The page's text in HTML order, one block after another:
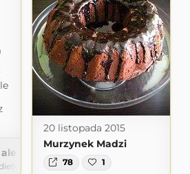
dietetyczne!
20 listopada 2015
Murzynek Madzi
78 1